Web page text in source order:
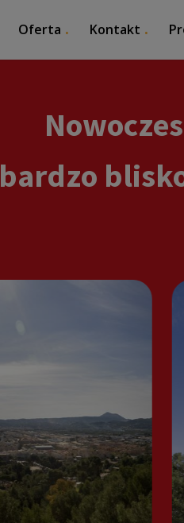
Oferta Kontakt
bardzo